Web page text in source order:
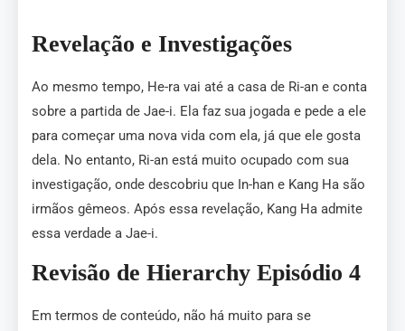
Revelação e Investigações
Ao mesmo tempo, He-ra vai até a casa de Ri-an e conta
sobre a partida de Jae-i. Ela faz sua jogada e pede a ele
para começar uma nova vida com ela, já que ele gosta
dela. No entanto, Ri-an está muito ocupado com sua
investigação, onde descobriu que In-han e Kang Ha são
irmãos gêmeos. Após essa revelação, Kang Ha admite
essa verdade a Jae-i.
Revisão de Hierarchy Episódio 4
Em termos de conteúdo, não há muito para se